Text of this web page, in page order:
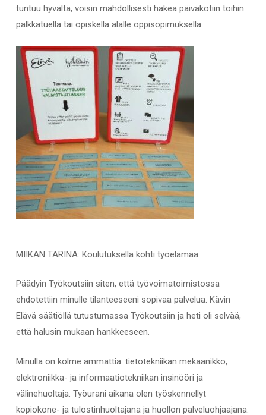
tuntuu hyvältä, voisin mahdollisesti hakea päiväkotiin töihin
palkkatuella tai opiskella alalle oppisopimuksella.
MIIKAN TARINA: Koulutuksella kohti työelämää
Päädyin Työkoutsiin siten, että työvoimatoimistossa
ehdotettiin minulle tilanteeseeni sopivaa palvelua. Kävin
Elävä säätiöllä tutustumassa Työkoutsiin ja heti oli selvää,
että halusin mukaan hankkeeseen.
Minulla on kolme ammattia: tietotekniikan mekaanikko,
elektroniikka- ja informaatiotekniikan insinööri ja
välinehuoltaja. Työurani aikana olen työskennellyt
kopiokone- ja tulostinhuoltajana ja huollon palveluohjaajana.